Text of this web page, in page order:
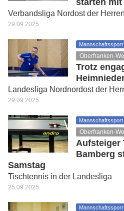
starten mit
Verbandsliga Nordost der Herren
29.09.2025
Oberfranken-
Trotz
Landesliga Nordnordost der
29.09.2025
Oberfranken-
Aufsteiger
Bamberg
Samstag
Tischtennis in der Landesliga
25.09.2025